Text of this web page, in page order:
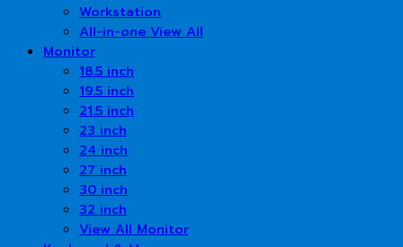
Workstation
All-in-one View All
Monitor
18.5 inch
19.5 inch
21.5 inch
23 inch
24 inch
27 inch
30 inch
32 inch
View All Monitor